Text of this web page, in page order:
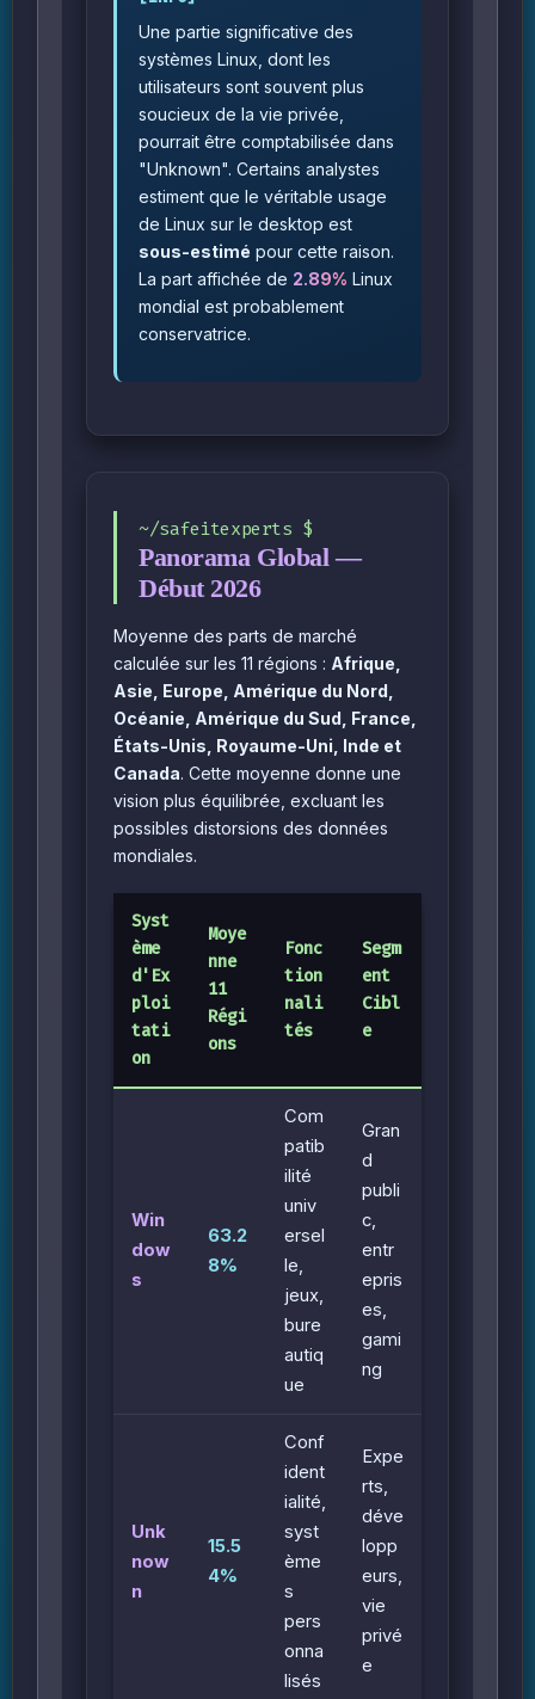
Une partie significative des
systèmes Linux, dont les
utilisateurs sont souvent plus
soucieux de la vie privée,
pourrait être comptabilisée dans
"Unknown". Certains analystes
estiment que le véritable usage
de Linux sur le desktop est
sous-estimé pour cette raison.
La part affichée de 2.89% Linux
mondial est probablement
conservatrice.
Panorama Global —
Début 2026
Moyenne des parts de marché
calculée sur les 11 régions : Afrique,
Asie, Europe, Amérique du Nord,
Océanie, Amérique du Sud, France,
États-Unis, Royaume-Uni, Inde et
Canada. Cette moyenne donne une
vision plus équilibrée, excluant les
possibles distorsions des données
mondiales.
Syst
ème
d'Ex
ploi
tati
on
Moye
nne
11
Régi
ons
Fonc
tion
nali
tés
Segm
ent
Cibl
e
Win
dow
s
63.2
8%
Com
patib
ilité
univ
ersel
le,
jeux,
bure
autiq
ue
Gran
d
publi
c,
entr
epris
es,
gami
ng
Unk
now
n
15.5
4%
Conf
ident
ialité,
syst
ème
s
pers
onna
lisés
Expe
rts,
déve
lopp
eurs,
vie
privé
e